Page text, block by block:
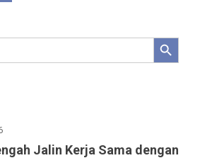
Search Button
Jalin Kerja Sama dengan